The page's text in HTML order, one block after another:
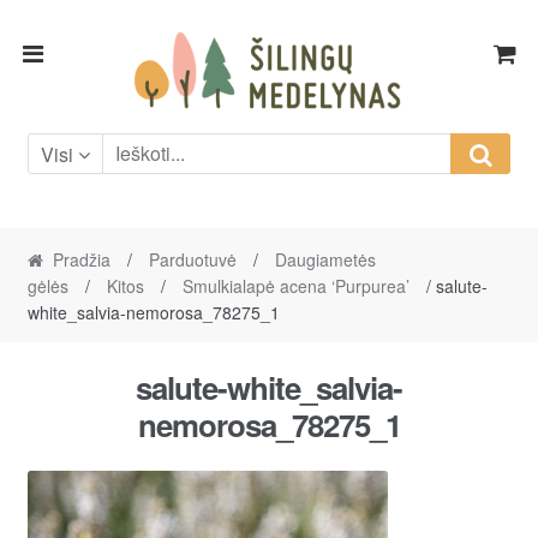
Skip
Skip
Visi
Pradžia / Parduotuvė /
Daugiametės
gėlės
/ Kitos / Smulkialapė acena ‘Purpurea’
/ salute-
white_salvia-nemorosa_78275_1
salute-white_salvia-
nemorosa_78275_1